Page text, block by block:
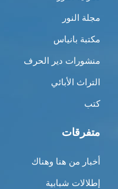
مجلة النور
مكتبة بانياس
منشورات دير الحرف
التراث الأبائي
كتب
متفرقات
أخبار من هنا وهناك
إطلالات شبابية